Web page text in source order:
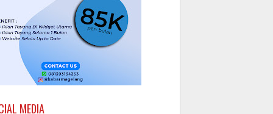
MEDIA